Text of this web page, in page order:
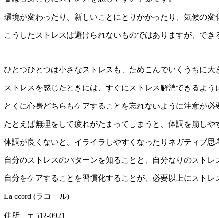
環境が変わったり、新しいことにとりかかったり、気候の変
こうしたストレスは避けられないものではありますが、で
ひとつひとつは小さなストレスも、ためこんでいくうちに
ストレスを感じたときには、すぐにストレス解消できるよ
とくに心身どちらもケアすることを忘れないように注意が必
たとえば無理をして疲れがたまってしまうと、体調を崩しや
体調が良くないと、イライラしやすくなったりネガティブ
自分のストレスのパターンを知ることと、自分なりのストレ
自分をケアすることを習慣化することが、必要以上にスト
La ccord (ラコール)
住所 〒512-0921